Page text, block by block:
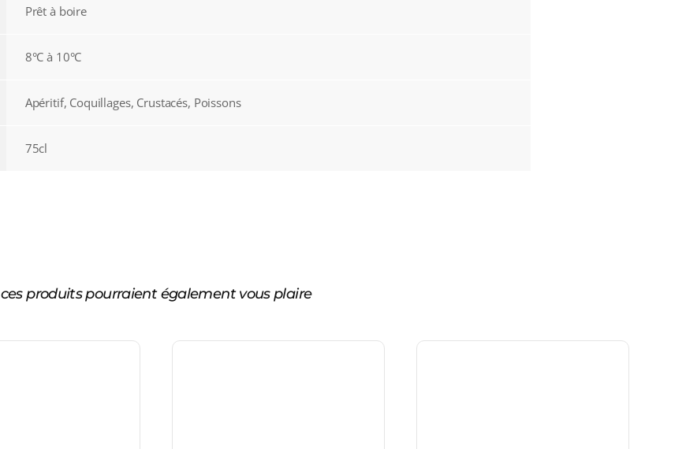
Prêt à boire
8°C à 10°C
Apéritif, Coquillages, Crustacés, Poissons
75cl
ces produits pourraient également vous plaire